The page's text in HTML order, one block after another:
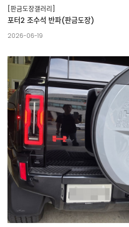
[판금도장갤러리]
포터2 조수석 반파(판금도장)
2026-06-19